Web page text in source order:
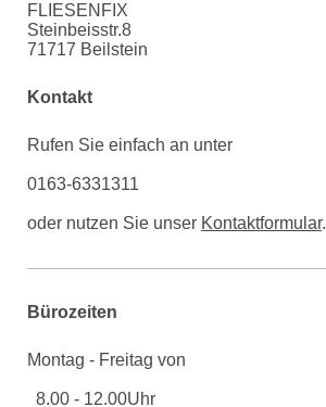
FLIESENFIX
Steinbeisstr.8
71717 Beilstein
Kontakt
Rufen Sie einfach an unter
0163-6331311
oder nutzen Sie unser Kontaktformular.
Bürozeiten
Montag - Freitag von
8.00 - 12.00Uhr